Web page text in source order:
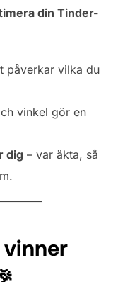
din Tinder-
påverkar vilka du
vinkel gör en
dig – var äkta, så